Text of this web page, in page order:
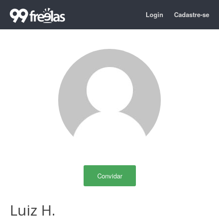
Login Cadastre-se
Convidar
Luiz H.